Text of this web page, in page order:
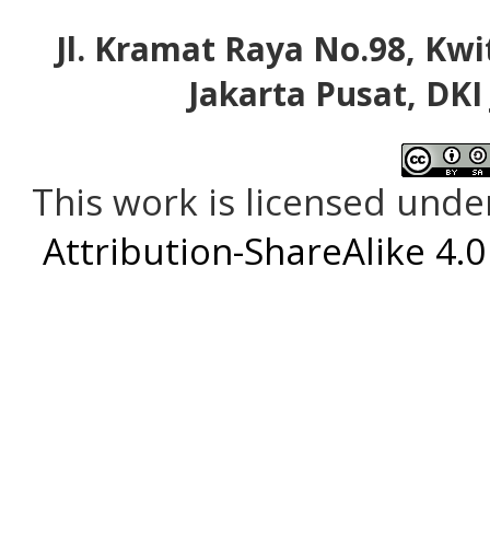
Jl. Kramat Raya No.98,
Jakarta Pusat,
This work is licensed
Attribution-ShareAlike